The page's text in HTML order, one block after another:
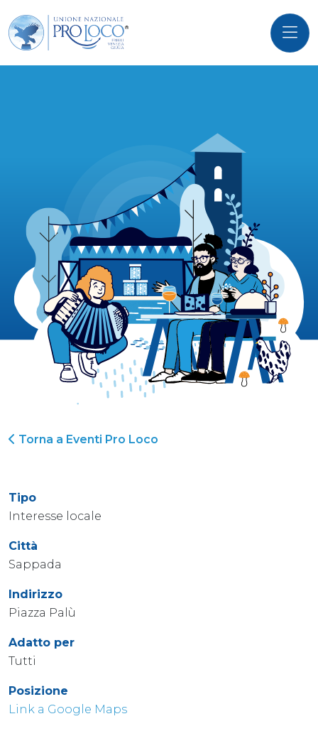
Torna a Eventi Pro Loco
Tipo
Interesse locale
Città
Sappada
Indirizzo
Piazza Palù
Adatto per
Tutti
Posizione
Link a Google Maps